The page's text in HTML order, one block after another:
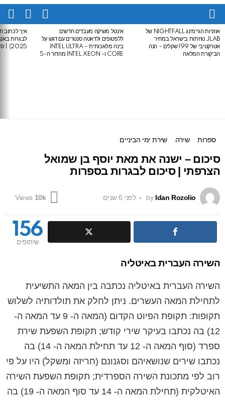
Menu
SWITCH
SKIN
LATEST
STORIES
אוזניות הגיימינג NIGHTFALL של
JLAB נוחתות בישראל במחיר
אטרקטיבי של 199 שקלים – הנה
הביקורת המלאה
אינטל משיקה מעבדים חדשים
ללפטופים ולדאטה סנטרים עם דגש על
בינה מלאכותית – INTEL ULTRA
CORE ו- INTEL XEON מהדור ה-5
איך לכתוב
2025) | סיכום לבגרות באנגלית
ספרות שירה שירת ימי הביניים
סיכום – ישנה את מאת יוסף בן שמואל
הצרפתי | סיכום לבגרות בספרות
by Idan Rozolio לפני 6 שנים 10k
Views
156
שיתופים
השירה העברית באיטליה
השירה העברית באיטליה נכתבה בין המאה התשיעית
לתחילת המאה העשרים. ניתן לחלק את תולדותיה לשלוש
תקופות: תקופת הפיוט הקדום (המאה ה- 9 עד המאה ה-
12) בה נכתבו בעיקר שירי קודש; תקופת השפעת שירת
ספרד (סוף המאה ה- 12 עד תחילת המאה ה- 14) בה
נכתבו שירים שנושאיהם וסגנונם (חריזה ומשקל) היו על פי
רוב לפי מתכונת השירה הספרדית; תקופת השפעת השירה
האיטלקית (תחילת המאה ה- 14 עד סוף המאה ה- 19) בה